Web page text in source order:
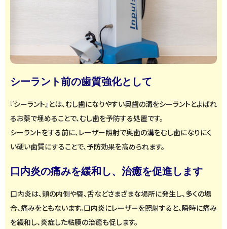
シーラント前の歯質強化として
『シーラント』とは、むし歯になりやすい奥歯の溝をシーラントとよばれ
るお薬で埋めることで、むし歯を予防する処置です。
シーラントをする前に、レーザー照射で奥歯の溝をむし歯になりにく
い硬い歯質にすることで、予防効果を高められます。
口内炎の痛みを緩和し、治癒を促進します
口内炎は、頬の内側や唇、舌などさまざまな場所に発生し、多くの場
合、痛みをともないます。口内炎にレーザーを照射すると、瞬時に痛み
を緩和し、炎症した粘膜の治癒も促します。